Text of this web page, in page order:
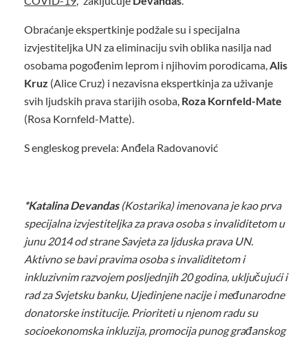
Obraćanje ekspertkinje podžale su i specijalna
izvjestiteljka UN za eliminaciju svih oblika nasilja nad
osobama pogođenim leprom i njihovim porodicama,Alis
Kruz (Alice Cruz) i nezavisna ekspertkinja za uživanje
svih ljudskih prava starijih osoba, Roza Kornfeld-Mate
(Rosa Kornfeld-Matte).
S engleskog prevela: Anđela Radovanović
*Katalina Devandas(Kostarika) imenovana je kao prva
specijalna izvjestiteljka za prava osoba s invaliditetom u
junu 2014 od strane Savjeta za ljduska prava UN.
Aktivno se bavi pravima osoba s invaliditetom i
inkluzivnim razvojem posljednjih 20 godina, uključujući i
rad za Svjetsku banku, Ujedinjene nacije i međunarodne
donatorske institucije. Prioriteti u njenom radu su
socioekonomska inkluzija, promocija punog građanskog